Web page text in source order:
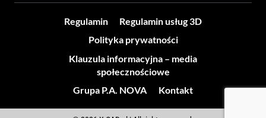
Regulamin
Regulamin usług 3D
Polityka prywatności
Klauzula informacyjna – media
społecznościowe
Grupa P.A. NOVA
Kontakt